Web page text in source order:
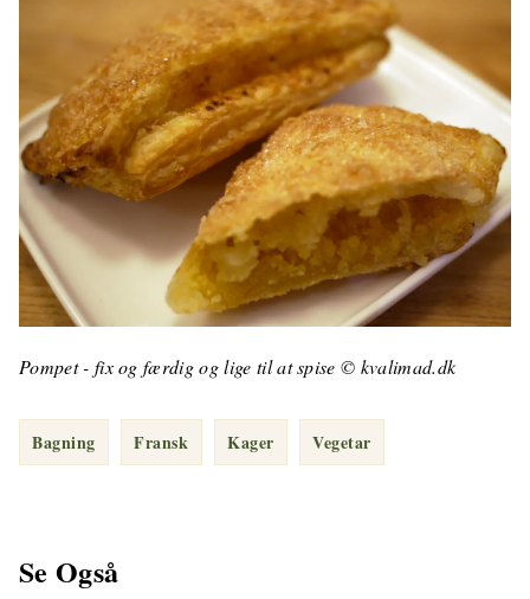
Pompet - fix og færdig og lige til at spise © kvalimad.dk
Bagning Fransk Kager Vegetar
Se Også